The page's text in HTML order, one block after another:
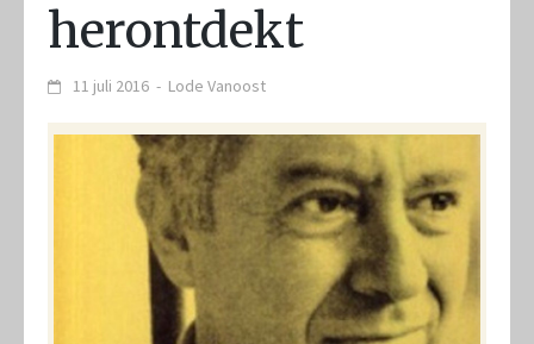
herontdekt
11 juli 2016 - Lode Vanoost